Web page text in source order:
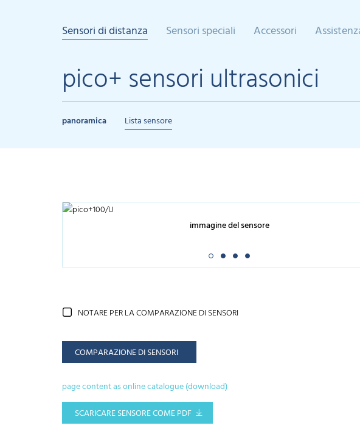
Sensori di distanza Sensori speciali Accessori
pico+ sensori ultrasonici
panoramica Lista sensore
immagine del sensore
NOTARE PER LA COMPARAZIONE DI SENSORI
COMPARAZIONE DI SENSORI
page content as online catalogue (download)
SCARICARE SENSORE COME PDF